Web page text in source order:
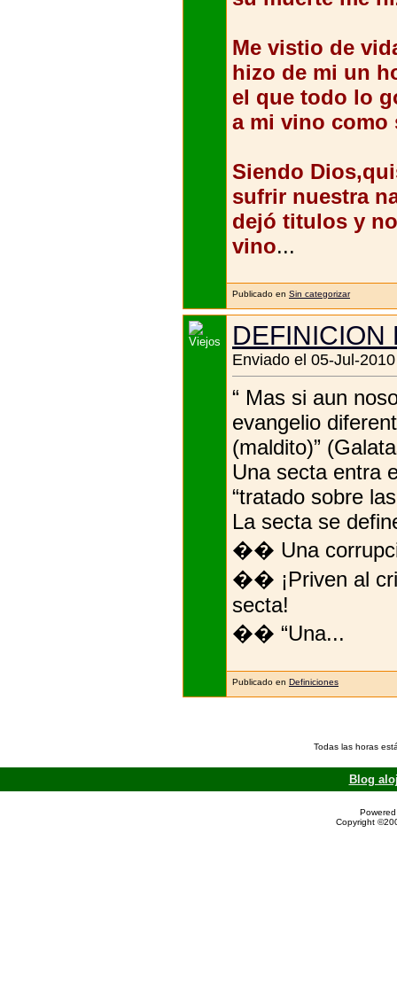
Me vistio de
hizo de mi un
el que todo lo
a mi vino como
Siendo
sufrir nuestra
dejó titulos y
vino...
Publicado en Sin categorizar
DEFINICION
Enviado el 05-Jul-
“ Mas si aun
evangelio
(maldito)”
Una secta entra
“tratado sobre
La secta se
�� Una
�� ¡Priven al
secta!
�� “Una...
Publicado en Definiciones
Todas las horas
Blog
Copyright